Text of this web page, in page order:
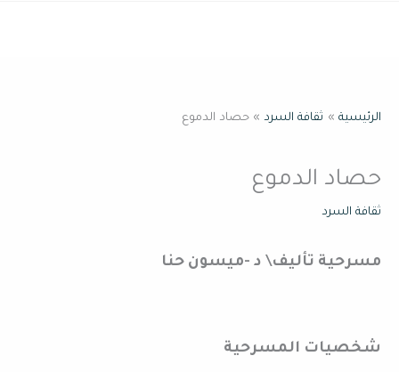
الرئيسية ثقافة السرد حصاد الدموع
حصاد الدموع
ثقافة السرد
مسرحية تأليف\ د -ميسون حنا
شخصيات المسرحية